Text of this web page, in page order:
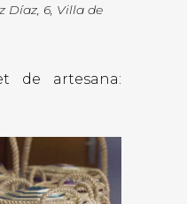
Díaz, 6, Villa de
de artesana: